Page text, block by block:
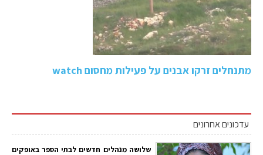
מתנחלים זרקו אבנים על פעילות מחסום watch
עדכונים אחרונים
שלושה מנהלים חדשים לבתי הספר באופקים